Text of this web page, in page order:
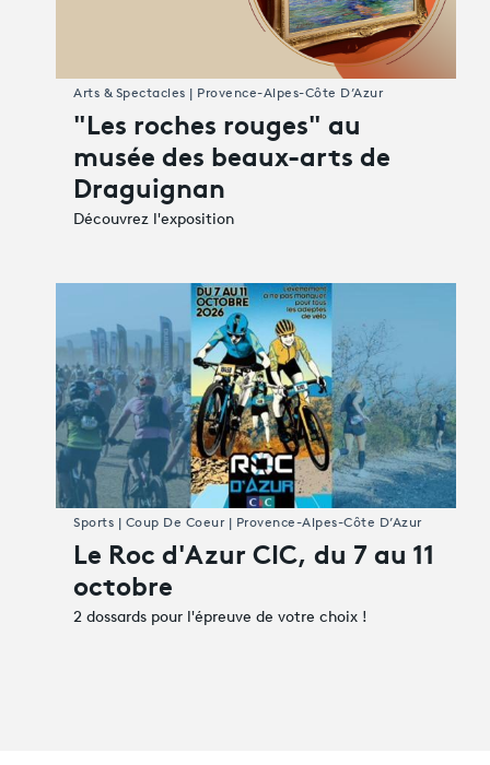
"Les roches rouges" au
musée des beaux-arts de
Draguignan
Découvrez l'exposition
Arts & Spectacles | Provence-Alpes-Côte D’Azur
Le Roc d'Azur CIC, du 7 au 11
octobre
2 dossards pour l'épreuve de votre choix !
Sports | Coup De Coeur | Provence-Alpes-Côte D’Azur